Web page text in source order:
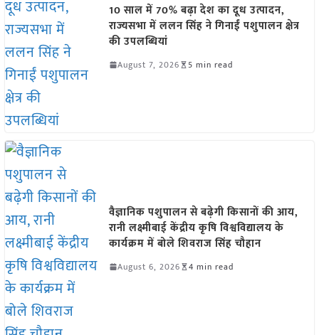
10 साल में 70% बढ़ा देश का दूध उत्पादन,
राज्यसभा में ललन सिंह ने गिनाईं पशुपालन क्षेत्र
की उपलब्धियां
August 7, 2026 5 min read
वैज्ञानिक पशुपालन से बढ़ेगी किसानों की आय,
रानी लक्ष्मीबाई केंद्रीय कृषि विश्वविद्यालय के
कार्यक्रम में बोले शिवराज सिंह चौहान
August 6, 2026 4 min read